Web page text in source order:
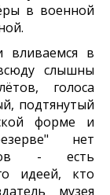
в военной
вливаемся в
слышны
голоса
подтянутый
форме и
нет
- есть
идеей, кто
музея